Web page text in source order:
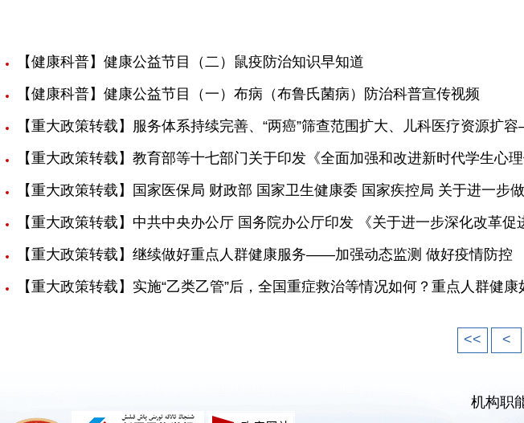
【健康科普】健康公益节目（二）鼠疫防治知识早知道
【健康科普】健康公益节目（一）布病（布鲁氏菌病）防治科普宣传视频
【重大政策转载】服务体系持续完善、“两癌”筛查范围扩大、儿科医疗资源
【重大政策转载】教育部等十七部门关于印发《全面加强和改进新时代学生
【重大政策转载】国家医保局 财政部 国家卫生健康委 国家疾控局 关于进一步
【重大政策转载】中共中央办公厅 国务院办公厅印发 《关于进一步深化改革促
【重大政策转载】继续做好重点人群健康服务——加强动态监测 做好疫情防控
【重大政策转载】实施“乙类乙管”后，全国重症救治等情况如何？重点人群
<< <
机构职